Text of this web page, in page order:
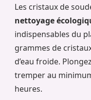
Les cristaux de
nettoyage
indispensables du
grammes de
d’eau froide.
tremper au
heures.